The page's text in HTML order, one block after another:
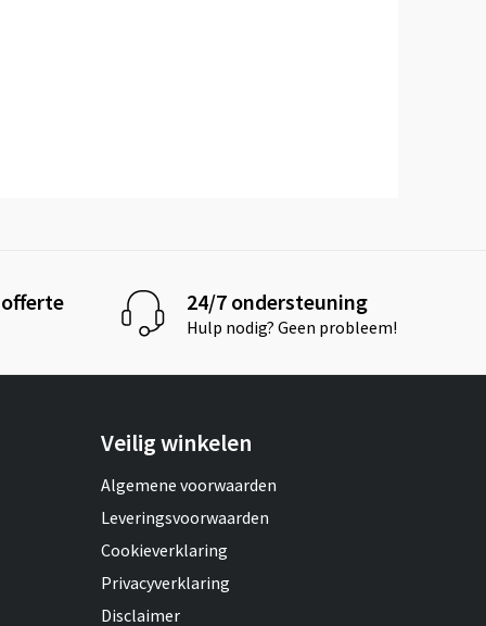
offerte 24/7 ondersteuning
Hulp nodig? Geen probleem!
Veilig winkelen
Algemene voorwaarden
Leveringsvoorwaarden
Cookieverklaring
Privacyverklaring
Disclaimer